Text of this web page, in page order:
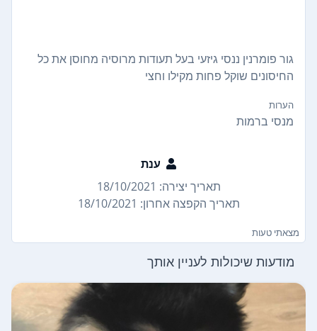
גור פומרנין ננסי גיזעי בעל תעודות מרוסיה מחוסן את כל
החיסונים שוקל פחות מקילו וחצי
הערות
מנסי ברמות
ענת
תאריך יצירה: 18/10/2021
תאריך הקפצה אחרון: 18/10/2021
מצאתי טעות
מודעות שיכולות לעניין אותך